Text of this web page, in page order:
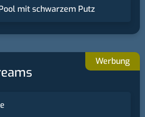
mit schwarzem Putz